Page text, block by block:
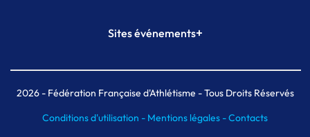
Plateforme Formation
Sites événements+
Meeting de Paris indoor
MAIF Ekiden de Paris
2026- Fédération Française d'Athlétisme - Tous Droits Réservés
Conditions d'utilisation - Mentions légales -Contacts